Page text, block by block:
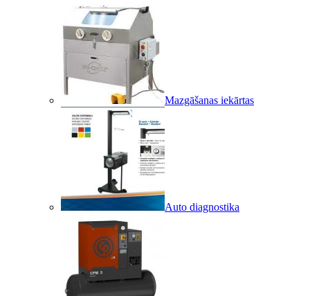
Mazgāšanas iekārtas
Auto diagnostika